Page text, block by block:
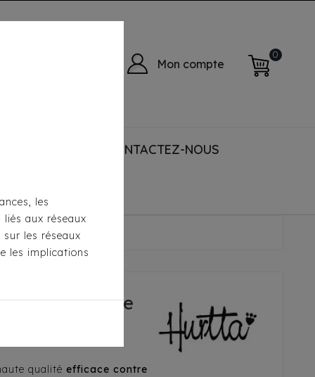
Mon compte
0
CONTACTEZ-NOUS
Rouge
- Rouge
qualité efficace contre la pluie, vent, neige
les
aux réseaux
les réseaux
les implications